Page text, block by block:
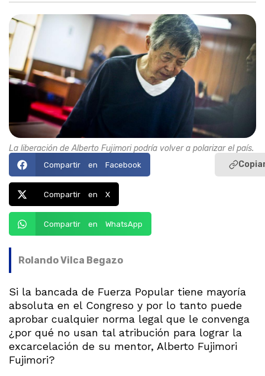
La liberación de Alberto Fujimori podría volver a polarizar el país.
Compartir en Facebook
Compartir en X
Compartir en WhatsApp
Rolando Vilca Begazo
Si la bancada de Fuerza Popular tiene mayoría
absoluta en el Congreso y por lo tanto puede
aprobar cualquier norma legal que le convenga
¿por qué no usan tal atribución para lograr la
excarcelación de su mentor, Alberto Fujimori
Fujimori?